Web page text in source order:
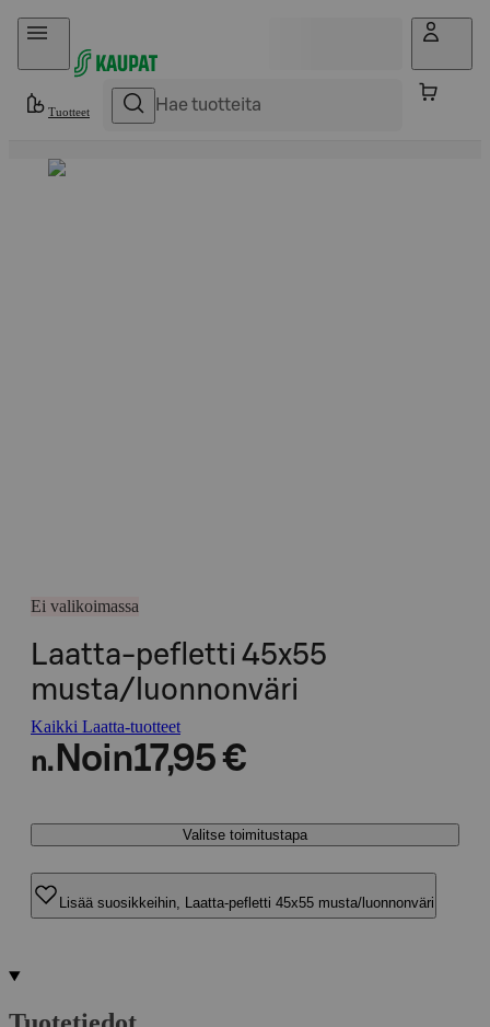
Hyppää sisältöön
Tuotteet
Ei valikoimassa
Laatta-pefletti 45x55
musta/luonnonväri
Kaikki Laatta-tuotteet
n. Noin17,95 €
Valitse toimitustapa
Lisää suosikkeihin, Laatta-pefletti 45x55 musta/luonnonväri